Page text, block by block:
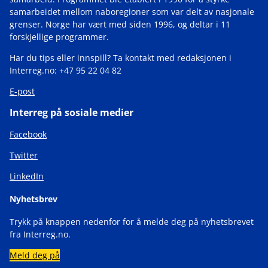
samarbeidet mellom naboregioner som var delt av nasjonale
grenser. Norge har vært med siden 1996, og deltar i 11
forskjellige programmer.
Har du tips eller innspill? Ta kontakt med redaksjonen i
Interreg.no: +47 95 22 04 82
E-post
Interreg på sosiale medier
Facebook
Twitter
LinkedIn
Nyhetsbrev
Trykk på knappen nedenfor for å melde deg på nyhetsbrevet
fra Interreg.no.
Meld deg på